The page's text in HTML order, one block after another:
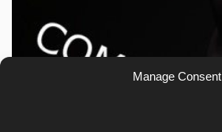
Manage Consent